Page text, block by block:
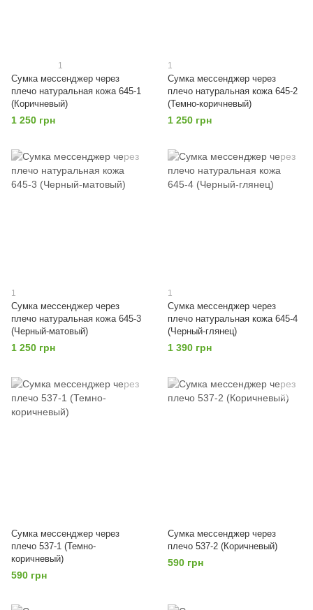
1
Сумка мессенджер через
плечо натуральная кожа 645-1
(Коричневый)
1 250 грн
1
Сумка мессенджер через
плечо натуральная кожа 645-2
(Темно-коричневый)
1 250 грн
1
Сумка мессенджер через
плечо натуральная кожа 645-3
(Черный-матовый)
1 250 грн
1
Сумка мессенджер через
плечо натуральная кожа 645-4
(Черный-глянец)
1 390 грн
Сумка мессенджер через
плечо 537-1 (Темно-
коричневый)
590 грн
Сумка мессенджер через
плечо 537-2 (Коричневый)
590 грн